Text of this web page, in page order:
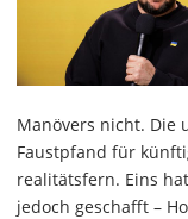
Manövers nicht. Die
Faustpfand für
realitätsfern. Eins
jedoch geschafft –